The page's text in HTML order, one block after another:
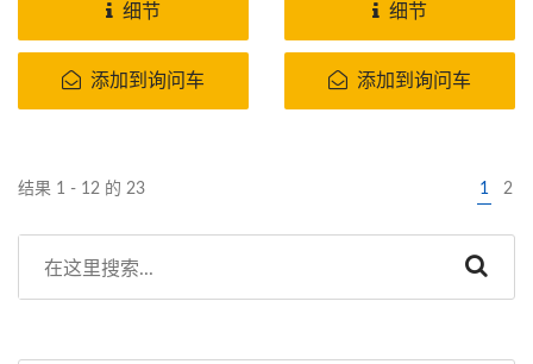
细节
添加到询问车
细节
添加到询问车
结果 1 - 12 的 23 1 2